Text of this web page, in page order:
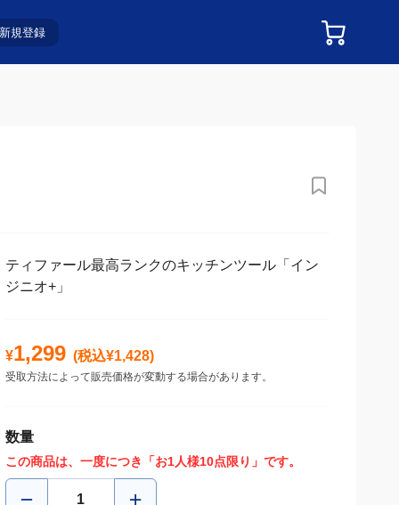
新規登録
ティファール最高ランクのキッチンツール「イン
ジニオ+」
¥1,299 (税込¥1,428)
受取方法によって販売価格が変動する場合があります。
数量
この商品は、一度につき「お1人様10点限り」です。